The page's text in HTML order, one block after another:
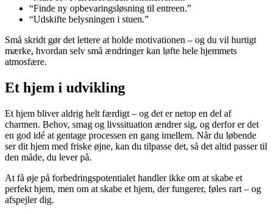
“Finde ny opbevaringsløsning til entreen.”
“Udskifte belysningen i stuen.”
Små skridt gør det lettere at holde motivationen – og du vil hurtigt
mærke, hvordan selv små ændringer kan løfte hele hjemmets
atmosfære.
Et hjem i udvikling
Et hjem bliver aldrig helt færdigt – og det er netop en del af
charmen. Behov, smag og livssituation ændrer sig, og derfor er det
en god idé at gentage processen en gang imellem. Når du løbende
ser dit hjem med friske øjne, kan du tilpasse det, så det altid passer til
den måde, du lever på.
At få øje på forbedringspotentialet handler ikke om at skabe et
perfekt hjem, men om at skabe et hjem, der fungerer, føles rart – og
afspejler dig.